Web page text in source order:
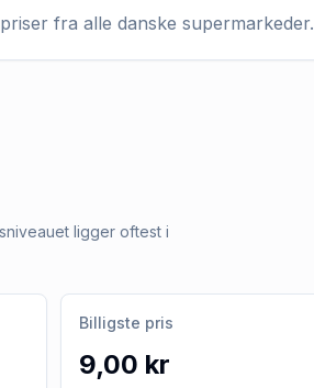
fra alle danske supermarkeder.
ligger oftest i
Billigste pris
9,00 kr